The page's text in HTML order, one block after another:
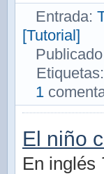
Entrada:
[Tutorial]
Etiquetas:
1
El niño
En inglés